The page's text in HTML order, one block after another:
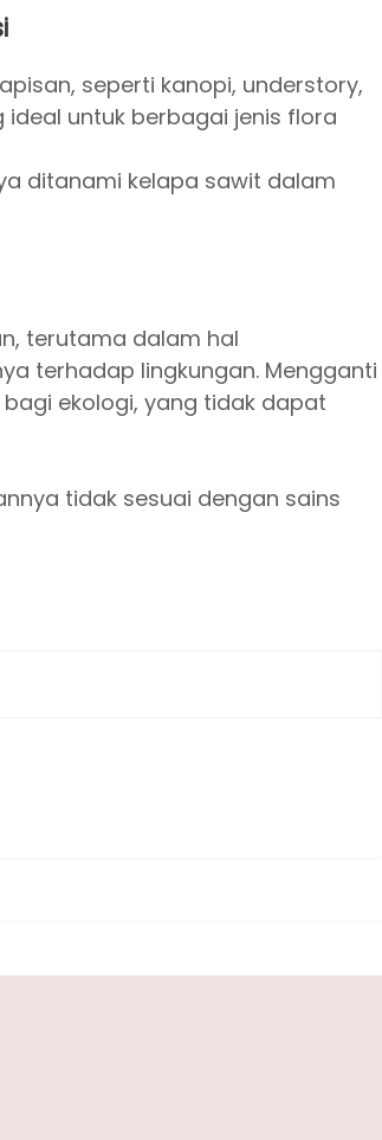
seperti kanopi, understory,
untuk berbagai jenis flora
ditanami kelapa sawit dalam
terutama dalam hal
terhadap lingkungan. Mengganti
ekologi, yang tidak dapat
tidak sesuai dengan sains